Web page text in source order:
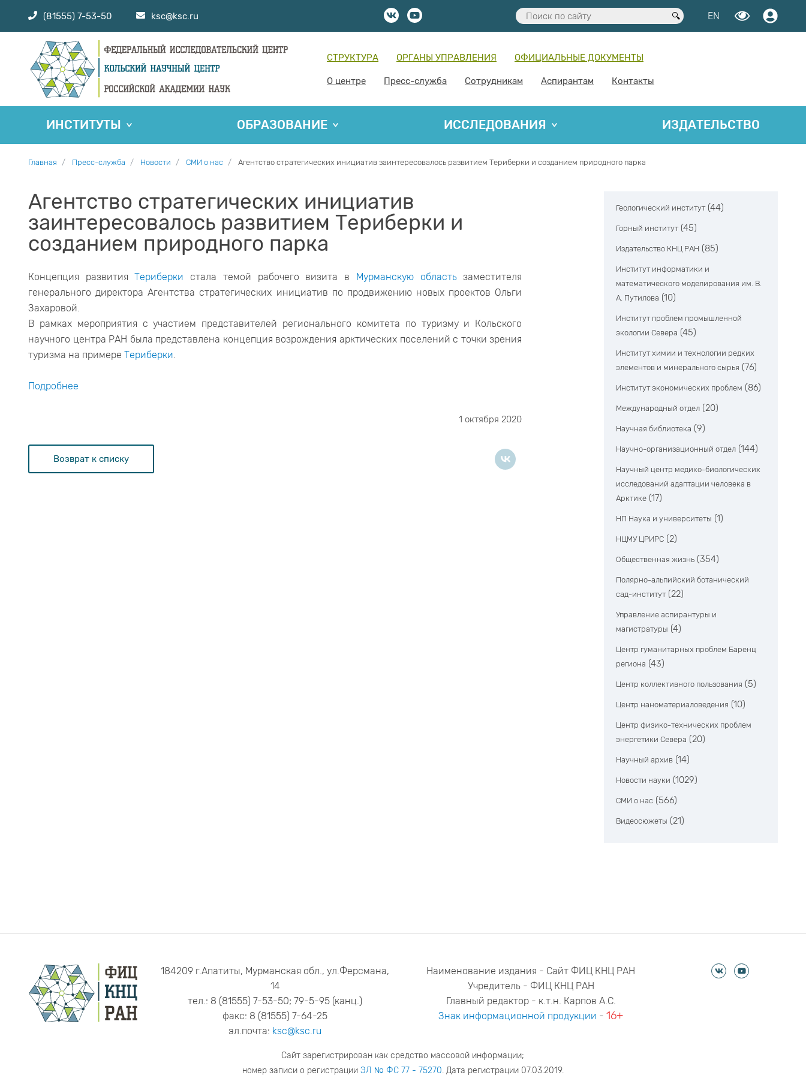
(81555) 7-53-50 ksc@ksc.ru EN
СТРУКТУРА ОРГАНЫ УПРАВЛЕНИЯ ОФИЦИАЛЬНЫЕ ДОКУМЕНТЫ
О центре Пресс-служба Сотрудникам Аспирантам Контакты
ИНСТИТУТЫ ОБРАЗОВАНИЕ ИССЛЕДОВАНИЯ ИЗДАТЕЛЬСТВО
Главная Пресс-служба Новости СМИ о нас Агентство стратегических инициатив заинтересовалось развитием Териберки и созданием природного парка
Агентство стратегических инициатив
заинтересовалось развитием Териберки и
созданием природного парка
Концепция развитияТериберки стала темой рабочего визита в Мурманскую областьзаместителя
генерального директора Агентства стратегических инициатив по продвижению новых проектов Ольги
Захаровой.
В рамках мероприятия с участием представителей регионального комитета по туризму и Кольского
научного центра РАН была представлена концепция возрождения арктических поселений с точки зрения
туризма на примере Териберки.
Подробнее
1 октября 2020
Возврат к списку
Геологический институт (44)
Горный институт (45)
Издательство КНЦ РАН (85)
Институт информатики и
математического моделирования им. В.
А. Путилова (10)
Институт проблем промышленной
экологии Севера (45)
Институт химии и технологии редких
элементов и минерального сырья (76)
Институт экономических проблем (86)
Международный отдел (20)
Научная библиотека (9)
Научно-организационный отдел (144)
Научный центр медико-биологических
исследований адаптации человека в
Арктике (17)
НП Наука и университеты (1)
НЦМУ ЦРИРС (2)
Общественная жизнь (354)
Полярно-альпийский ботанический
сад-институт (22)
Управление аспирантуры и
магистратуры (4)
Центр гуманитарных проблем Баренц
региона (43)
Центр коллективного пользования (5)
Центр наноматериаловедения (10)
Центр физико-технических проблем
энергетики Севера (20)
Научный архив (14)
Новости науки (1029)
СМИ о нас (566)
Видеосюжеты (21)
184209 г.Апатиты, Мурманская обл., ул.Ферсмана,
14
тел.: 8 (81555) 7-53-50; 79-5-95 (канц.)
факс: 8 (81555) 7-64-25
эл.почта: ksc@ksc.ru
Наименование издания - Сайт ФИЦ КНЦ РАН
Учредитель - ФИЦ КНЦ РАН
Главный редактор - к.т.н. Карпов А.С.
Знак информационной продукции -16+
Сайт зарегистрирован как средство массовой информации;
номер записи о регистрации ЭЛ № ФС 77 - 75270. Дата регистрации 07.03.2019.